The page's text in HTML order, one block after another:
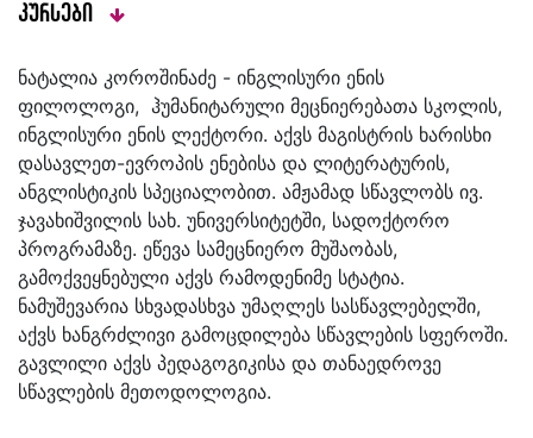
კურსები
ნატალია კოროშინაძე - ინგლისური ენის
ფილოლოგი, ჰუმანიტარული მეცნიერებათა სკოლის,
ინგლისური ენის ლექტორი. აქვს მაგისტრის ხარისხი
დასავლეთ-ევროპის ენებისა და ლიტერატურის,
ანგლისტიკის სპეციალობით. ამჟამად სწავლობს ივ.
ჯავახიშვილის სახ. უნივერსიტეტში, სადოქტორო
პროგრამაზე. ეწევა სამეცნიერო მუშაობას,
გამოქვეყნებული აქვს რამოდენიმე სტატია.
ნამუშევარია სხვადასხვა უმაღლეს სასწავლებელში,
აქვს ხანგრძლივი გამოცდილება სწავლების სფეროში.
გავლილი აქვს პედაგოგიკისა და თანაედროვე
სწავლების მეთოდოლოგია.